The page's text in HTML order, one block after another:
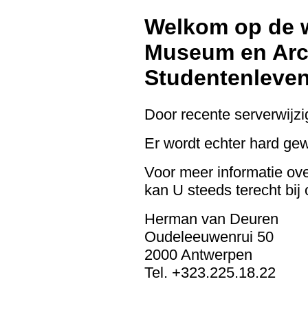
Welkom op de
Museum en
Door recente
Er wordt echter hard
Voor meer informatie
kan U steeds terecht bij
Herman van Deuren
Oudeleeuwenrui 50
2000 Antwerpen
Tel. +323.225.18.22